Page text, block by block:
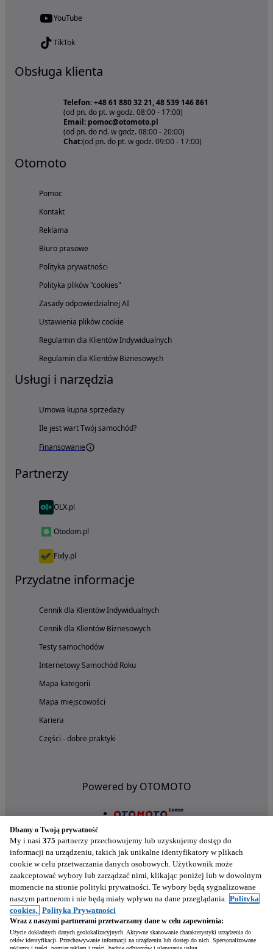
YouTube
TikTok
Obsługa klienta
Telefon: +48 61 880 32 21, 48 539 146 861
(od pn. do pt. w godz. 08:00 - 17:00)
Email: pomoc@otomoto.pl
(od pn. do nd. w godz. 08:00 - 20:00)
Chat:(od pn. do pt. w godz. 09:00 - 17:00)
Otomoto
Pomoc
Kontakt
Reklama
Biuro prasowe
Polityka prywatności
Polityka plików "cookies"
Zasady odpowiedzialnej AI
Ustawienia plików cookie
Regulamin dla Klientów Indywidualnych
Regulamin dla Klientów Biznesowych
Usługi i narzędzia
Umowa kupna sprzedaży
Ile jest wart Twój samochód?
Finansowanie
Partnerzy
OLX.pl
Otodom.pl
Fixly.pl
Przydatne informacje
Cennik dla Klientów Indywidualnych
Cennik dla Klientów Biznesowych
Testy samochodów
Internetowy Samochód Roku
Mapa kategorii
Mapa miejscowości
Kariera
Części - dobre praktyki
Powered by OTOMOTO
Nasze aplikacje w twoim telefonie
Dbamy o Twoją prywatność
My i nasi 375 partnerzy przechowujemy lub uzyskujemy dostęp do
informacji na urządzeniu, takich jak unikalne identyfikatory w plikach
cookie w celu przetwarzania danych osobowych. Użytkownik może
zaakceptować wybory lub zarządzać nimi, klikając poniżej lub w dowolnym
momencie na stronie polityki prywatności. Te wybory będą sygnalizowane
naszym partnerom i nie będą miały wpływu na dane przeglądania. Polityka
cookies, Polityka Prywatności
Wraz z naszymi partnerami przetwarzamy dane w celu zapewnienia:
Użycie dokładnych danych geolokalizacyjnych. Aktywne skanowanie charakterystyki urządzenia do
celów identyfikacji. Przechowywanie informacji na urządzeniu lub dostęp do nich. Spersonalizowane